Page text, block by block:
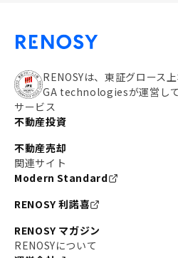
RENOSYは、東証グロース
GA technologiesが運営して
サービス
不動産投資
不動産売却
関連サイト
Modern Standard
RENOSY 利諾喜
RENOSY マガジン
RENOSYについて